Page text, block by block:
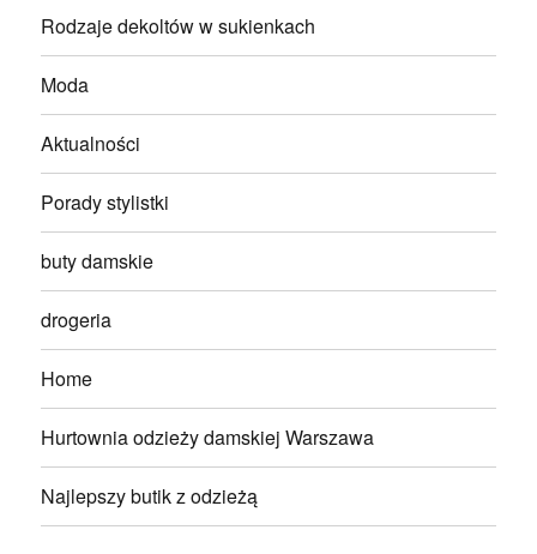
Rodzaje dekoltów w sukienkach
Moda
Aktualności
Porady stylistki
buty damskie
drogeria
Home
Hurtownia odzieży damskiej Warszawa
Najlepszy butik z odzieżą